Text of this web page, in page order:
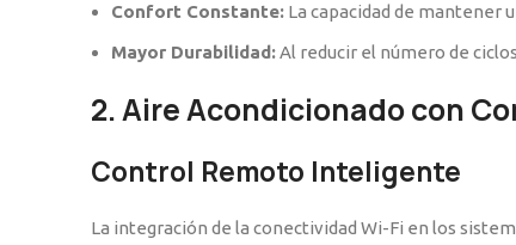
Confort Constante: La capacidad de mantener
Mayor Durabilidad:Al reducir el número de
2. Aire Acondicionado con
Control Remoto Inteligente
La integración de la conectividad Wi-Fi en los